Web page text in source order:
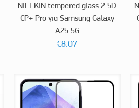
NILLKIN tempered glass 2.5D
CP+ Pro για Samsung Galaxy
A25 5G
€8.07